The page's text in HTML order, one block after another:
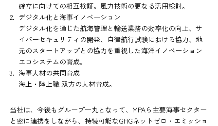
確立に向けての相互検証。風力技術の更なる活用検討。
デジタル化と海事イノベーション
デジタル化を通じた航海管理と輸送業務の効率化の向上、サ
イバーセキュリティの開発、自律航行試験における協力、地
元のスタートアップとの協力を重視した海洋イノベーション
エコシステムの育成。
海事人材の共同育成
海上・陸上職 双方の人材育成。
当社は、今後もグループ一丸となって、MPAら主要海事セクター
と密に連携をしながら、持続可能なGHGネットゼロ・エミッショ